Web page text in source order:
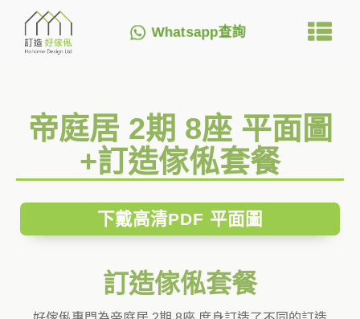
Whatsapp查詢
帝庭居 2期 8座 平面圖
+訂造傢俬套餐
下戴高清PDF 平面圖
訂造傢俬套餐